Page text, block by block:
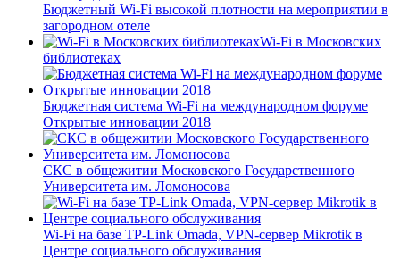
Бюджетный Wi-Fi высокой плотности на мероприятии в
загородном отеле
Wi-Fi в Московских
библиотеках
Бюджетная система Wi-Fi на международном форуме
Открытые инновации 2018
СКС в общежитии Московского Государственного
Университета им. Ломоносова
Wi-Fi на базе TP-Link Omada, VPN-сервер Mikrotik в
Центре социального обслуживания